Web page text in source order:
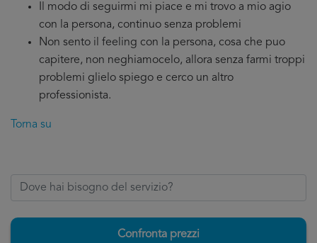
Il modo di seguirmi mi piace e mi trovo a mio agio
con la persona, continuo senza problemi
Non sento il feeling con la persona, cosa che puo
capitere, non neghiamocelo, allora senza farmi troppi
problemi glielo spiego e cerco un altro
professionista.
Torna su
Confronta prezzi